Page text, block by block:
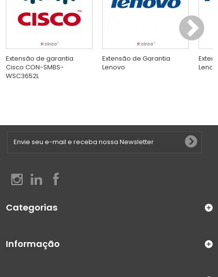
Extensão de garantia
Cisco CON-SMBS-
WSC3652L
Extensão de Garantia
Lenovo
Categorias
Informação